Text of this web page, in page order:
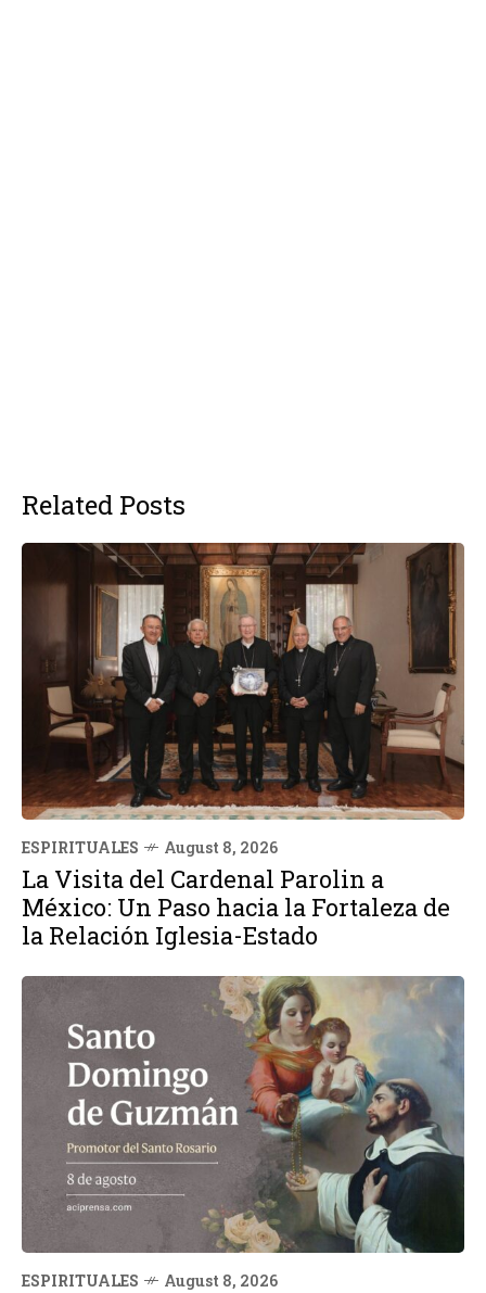
Related Posts
ESPIRITUALES August 8, 2026
La Visita del Cardenal Parolin a
México: Un Paso hacia la Fortaleza de
la Relación Iglesia-Estado
ESPIRITUALES August 8, 2026